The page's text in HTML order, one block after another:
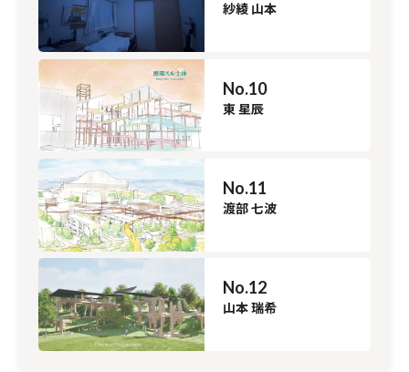
紗綾 山本
No.10
東 星辰
No.11
渡部 七波
No.12
山本 瑞希